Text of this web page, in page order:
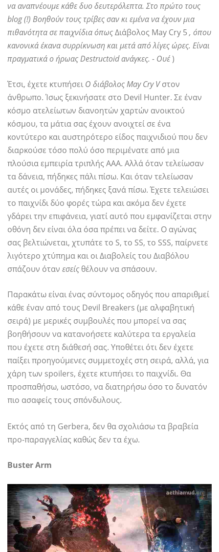
να αναπνέουμε κάθε δυο δευτερόλεπτα. Στο πρώτο τους
blog (!) Βοηθούν τους τρίβες σαν κι εμένα να έχουν μια
πιθανότητα σε παιχνίδια όπωςΔιάβολος May Cry 5, όπου
κανονικά έκανα συρρίκνωση και μετά από λίγες ώρες. Είναι
πραγματικά ο ήρωας Destructoid ανάγκες. - Ουέ)
Έτσι, έχετε κτυπήσει Ο διάβολος May Cry Vστον
άνθρωπο. Ίσως ξεκινήσατε στο Devil Hunter. Σε έναν
κόσμο ατελείωτων διανοητών χαρτών ανοικτού
κόσμου, τα μάτια σας έχουν ανοιχτεί σε ένα
κοντύτερο και αυστηρότερο είδος παιχνιδιού που δεν
διαρκούσε τόσο πολύ όσο περιμένατε από μια
πλούσια εμπειρία τριπλής ΑΑΑ. Αλλά όταν τελείωσαν
τα δάνεια, πήδηκες πάλι πίσω. Και όταν τελείωσαν
αυτές οι μονάδες, πήδηκες ξανά πίσω. Έχετε τελειώσει
το παιχνίδι δύο φορές τώρα και ακόμα δεν έχετε
γδάρει την επιφάνεια, γιατί αυτό που εμφανίζεται στην
οθόνη δεν είναι όλα όσα πρέπει να δείτε. Ο αγώνας
σας βελτιώνεται, χτυπάτε το S, το SS, το SSS, παίρνετε
λιγότερο χτύπημα και οι Διαβολείς του Διαβόλου
σπάζουν όταν εσείς θέλουν να σπάσουν.
Παρακάτω είναι ένας σύντομος οδηγός που απαριθμεί
κάθε έναν από τους Devil Breakers (με αλφαβητική
σειρά) με μερικές συμβουλές που μπορεί να σας
βοηθήσουν να κατανοήσετε καλύτερα τα εργαλεία
που έχετε στη διάθεσή σας. Υποθέτει ότι δεν έχετε
παίξει προηγούμενες συμμετοχές στη σειρά, αλλά, για
χάρη των spoilers, έχετε κτυπήσει το παιχνίδι. Θα
προσπαθήσω, ωστόσο, να διατηρήσω όσο το δυνατόν
πιο ασαφείς τους σπόνδυλους.
Εκτός από τη Gerbera, δεν θα σχολιάσω τα βραβεία
προ-παραγγελίας καθώς δεν τα έχω.
Buster Arm